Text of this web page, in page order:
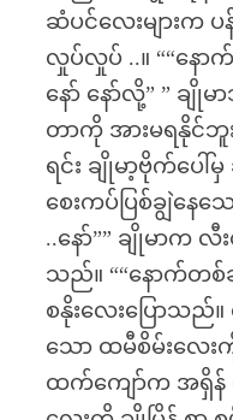
ဆံပင်လေးများက ပ
လှုပ်လှုပ် ..။ ““နော
နော် နော်လို့” ” ခ
တာကို အားမရနိုင်ဘူ
ရင်း ချိုမာ့ဗိုက်ပေ
စေးကပ်ပြစ်ချွဲနေ
..နော်”” ချိုမာက
သည်။ ““နောက်တစ်
စနိုးလေးပြောသည်
သော ထမီစိမ်းလေ
ထက်ကျော်က အရှိန်